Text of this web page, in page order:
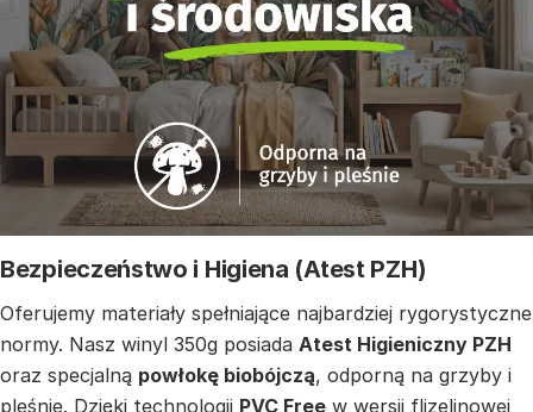
Bezpieczeństwo i Higiena (Atest PZH)
Oferujemy materiały spełniające najbardziej rygorystyczne
normy. Nasz winyl 350g posiada Atest Higieniczny PZH
oraz specjalną powłokę biobójczą, odporną na grzyby i
pleśnie. Dzięki technologii PVC Free w wersji flizelinowej